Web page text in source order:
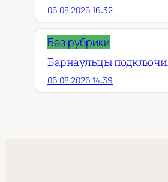
06.08.2026 16:32
Без рубрики
Барнаульцы
06.08.2026 14:39